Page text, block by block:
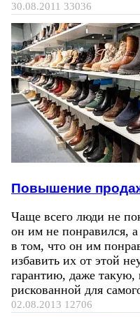
30.08.2011 33036
Повышение
Чаще всего люди не
он им не понравился,
в том, что он им
избавить их от этой
гарантию, даже такую,
рискованной для
02.08.2013 12706